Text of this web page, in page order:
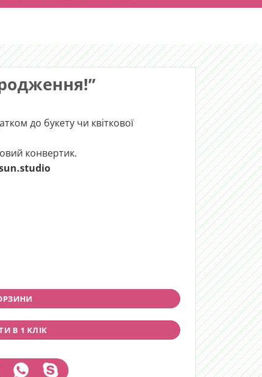
до букету чи квіткової
конвертик.
В 1 КЛІК